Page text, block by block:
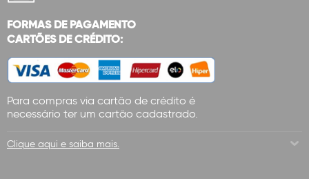
FORMAS DE PAGAMENTO
CARTÕES DE CRÉDITO:
Para compras via cartão de crédito é
necessário ter um cartão cadastrado.
Clique aqui e saiba mais.